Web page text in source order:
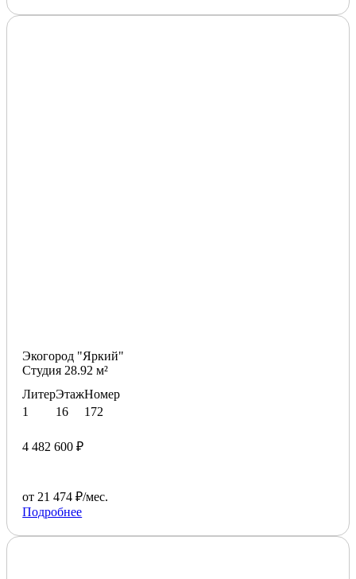
Экогород "Яркий"
Студия 28.92 м²
Литер
1
Этаж
16
Номер
172
4 482 600 ₽
от 21 474 ₽/мес.
Подробнее